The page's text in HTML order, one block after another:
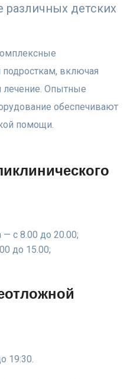
различных детских
включая
лечение. Опытные
обеспечивают
помощи.
с 8.00 до 20.00;
до 15.00;
19:30.